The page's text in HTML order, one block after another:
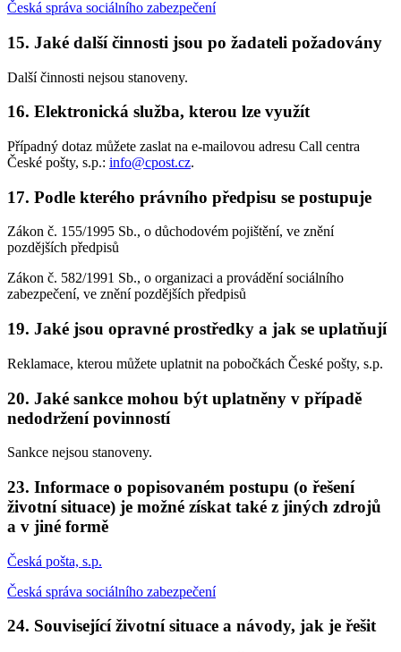
Česká správa sociálního zabezpečení
15. Jaké další činnosti jsou po žadateli požadovány
Další činnosti nejsou stanoveny.
16. Elektronická služba, kterou lze využít
Případný dotaz můžete zaslat na e-mailovou adresu Call centra
České pošty, s.p.: info@cpost.cz.
17. Podle kterého právního předpisu se postupuje
Zákon č. 155/1995 Sb., o důchodovém pojištění, ve znění
pozdějších předpisů
Zákon č. 582/1991 Sb., o organizaci a provádění sociálního
zabezpečení, ve znění pozdějších předpisů
19. Jaké jsou opravné prostředky a jak se uplatňují
Reklamace, kterou můžete uplatnit na pobočkách České pošty, s.p.
20. Jaké sankce mohou být uplatněny v případě
nedodržení povinností
Sankce nejsou stanoveny.
23. Informace o popisovaném postupu (o řešení
životní situace) je možné získat také z jiných zdrojů
a v jiné formě
Česká pošta, s.p.
Česká správa sociálního zabezpečení
24. Související životní situace a návody, jak je řešit